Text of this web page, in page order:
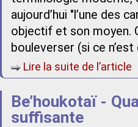
aujourd’hui "l’une des
objectif et son moyen.
bouleverser (si ce
Lire la suite de l’article
Be’houkotaï -
suffisante